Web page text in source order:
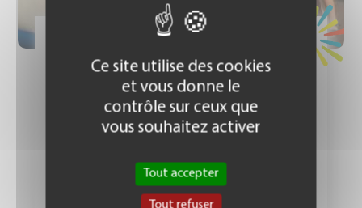
Prix : 90 € TTC
Ce site utilise des cookies
et vous donne le
contrôle sur ceux que
vous souhaitez activer
Tout accepter
Tout refuser